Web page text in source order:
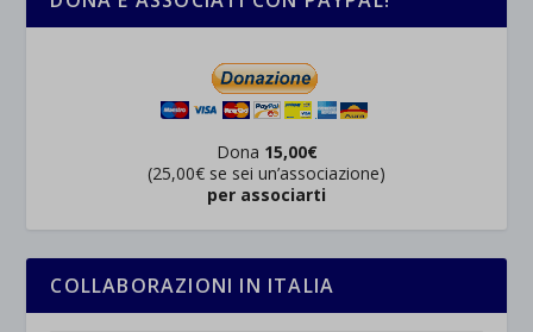
Dona 15,00€
(25,00€ se sei un’associazione)
per associarti
COLLABORAZIONI IN ITALIA